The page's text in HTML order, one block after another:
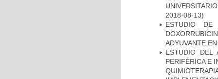
2018-08-13)
ESTUDIO DE
ADYUVANTE
ESTUDIO DEL
PERIFÉRICA E